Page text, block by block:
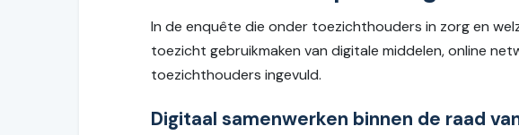
In de enquête die onder toezichthouders in zorg en
toezicht gebruikmaken van digitale middelen, online
toezichthouders ingevuld.
Digitaal samenwerken binnen de raad